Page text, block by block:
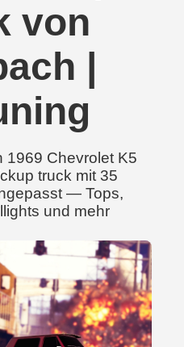
von
|
1969 Chevrolet K5
truck mit 35
— Tops,
und mehr